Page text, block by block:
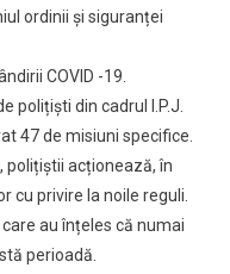
ordinii și siguranței
COVID -19.
polițiști din cadrul I.P.J.
47 de misiuni specifice.
polițiștii acționează, în
cu privire la noile reguli.
au înțeles că numai
perioadă.